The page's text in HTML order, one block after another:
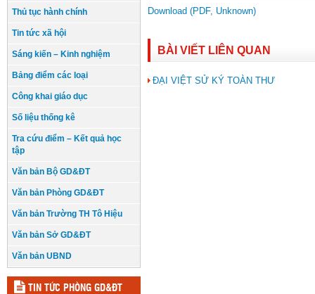
Thủ tục hành chính
Tin tức xã hội
Sáng kiến – Kinh nghiệm
Bảng điểm các loại
Công khai giáo dục
Số liệu thống kê
Tra cứu điểm – Kết quả học
tập
Văn bản Bộ GD&ĐT
Văn bản Phòng GD&ĐT
Văn bản Trường TH Tô Hiệu
Văn bản Sở GD&ĐT
Văn bản UBND
TIN TỨC PHÒNG GD&ĐT
Download (PDF, Unknown)
BÀI VIẾT LIÊN QUAN
ĐẠI VIỆT SỬ KÝ TOÀN THƯ